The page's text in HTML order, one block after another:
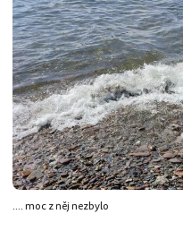
.... moc z něj nezbylo